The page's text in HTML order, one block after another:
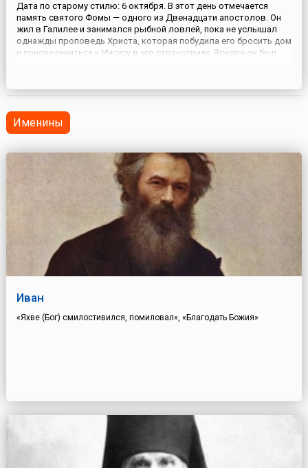
Дата по старому стилю: 6 октября. В этот день отмечается
память святого Фомы — одного из Двенадцати апостолов. Он
жил в Галилее и занимался рыбной ловлей, пока не услышал
однажды проповедь Христа, которая побудила его бросить дом
и присоединиться к Иисусу в его странствиях. Вскоре он был
...
Именины
Иван
«Яхве (Бог) смилостивился, помиловал», «Благодать Божия»